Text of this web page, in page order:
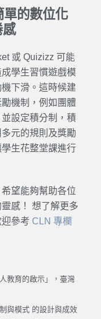
單的數位化
感
或 Quizizz 可能
學生習慣遊戲模
下滑。這時候建
機制，例如團體
設定積分制，積
元的規則及獎勵
生花整堂課進行
望能夠幫助各位
感！ 想了解更多
參考 CLN 專欄
教育的啟示」，臺灣
與模式 的設計與成效